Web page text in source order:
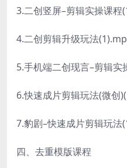
3.二创竖屏–剪辑实操课程
4.二创剪辑升级玩法
5.手机端二创现言–剪辑实
6.快速成片剪辑玩法(微创
7.豹剧–快速成片剪辑玩法
四、去重模版课程